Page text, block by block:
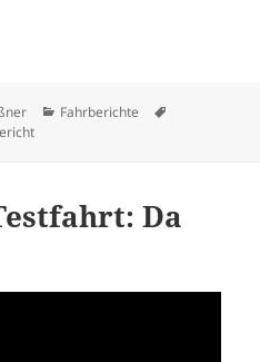
Elektro-Kombi
Kategorien
Fahrberichte
Da